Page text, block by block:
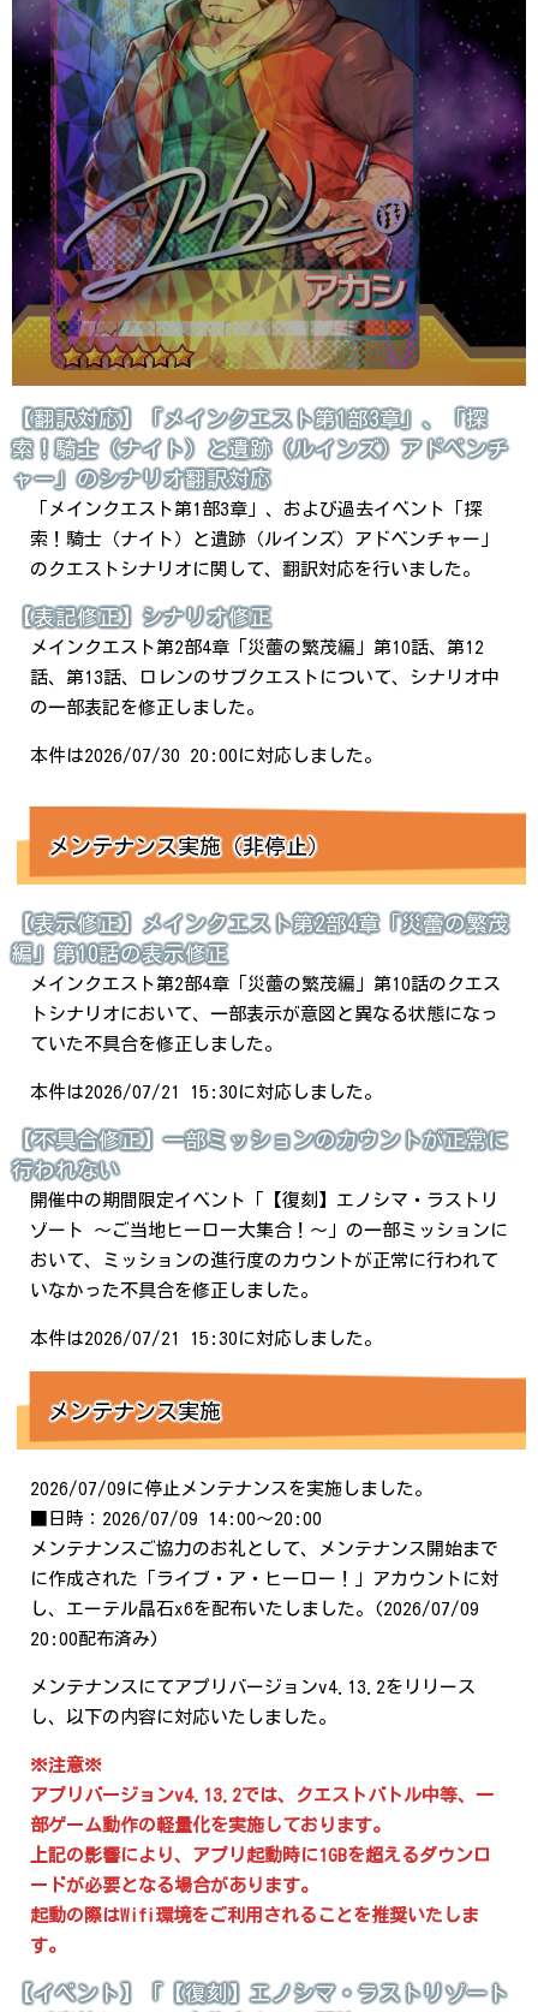
【翻訳対応】「メインクエスト第1部3章」、「探
索！騎士（ナイト）と遺跡（ルインズ）アドベンチ
ャー」のシナリオ翻訳対応
「メインクエスト第1部3章」、および過去イベント「探
索！騎士（ナイト）と遺跡（ルインズ）アドベンチャー」
のクエストシナリオに関して、翻訳対応を行いました。
【表記修正】シナリオ修正
メインクエスト第2部4章「災蕾の繁茂編」第10話、第12
話、第13話、ロレンのサブクエストについて、シナリオ中
の一部表記を修正しました。
本件は2026/07/30 20:00に対応しました。
メンテナンス実施（非停止）
【表示修正】メインクエスト第2部4章「災蕾の繁茂
編」第10話の表示修正
メインクエスト第2部4章「災蕾の繁茂編」第10話のクエス
トシナリオにおいて、一部表示が意図と異なる状態になっ
ていた不具合を修正しました。
本件は2026/07/21 15:30に対応しました。
【不具合修正】一部ミッションのカウントが正常に
行われない
開催中の期間限定イベント「【復刻】エノシマ・ラストリ
ゾート ～ご当地ヒーロー大集合！～」の一部ミッションに
おいて、ミッションの進行度のカウントが正常に行われて
いなかった不具合を修正しました。
本件は2026/07/21 15:30に対応しました。
メンテナンス実施
2026/07/09に停止メンテナンスを実施しました。
■日時：2026/07/09 14:00～20:00
メンテナンスご協力のお礼として、メンテナンス開始まで
に作成された「ライブ・ア・ヒーロー！」アカウントに対
し、エーテル晶石x6を配布いたしました。(2026/07/09
20:00配布済み)
メンテナンスにてアプリバージョンv4.13.2をリリース
し、以下の内容に対応いたしました。
※注意※
アプリバージョンv4.13.2では、クエストバトル中等、一
部ゲーム動作の軽量化を実施しております。
上記の影響により、アプリ起動時に1GBを超えるダウンロ
ードが必要となる場合があります。
起動の際はWifi環境をご利用されることを推奨いたしま
す。
【イベント】「【復刻】エノシマ・ラストリゾート